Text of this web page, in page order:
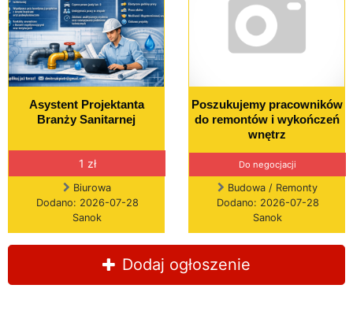
Asystent Projektanta
Branży Sanitarnej
1 zł
Biurowa
Dodano: 2026-07-28
Sanok
Poszukujemy pracowników
do remontów i wykończeń
wnętrz
Do negocjacji
Budowa / Remonty
Dodano: 2026-07-28
Sanok
Dodaj ogłoszenie